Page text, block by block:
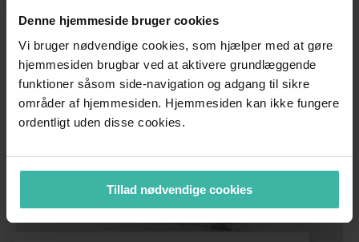
Denne hjemmeside bruger cookies
Vi bruger nødvendige cookies, som hjælper med at gøre
hjemmesiden brugbar ved at aktivere grundlæggende
funktioner såsom side-navigation og adgang til sikre
områder af hjemmesiden. Hjemmesiden kan ikke fungere
ordentligt uden disse cookies.
Tillad nødvendige cookies